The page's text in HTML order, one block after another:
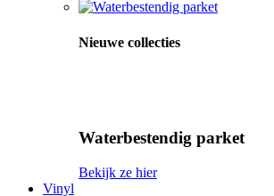
Nieuwe collecties
Waterbestendig parket
Bekijk ze hier
Vinyl